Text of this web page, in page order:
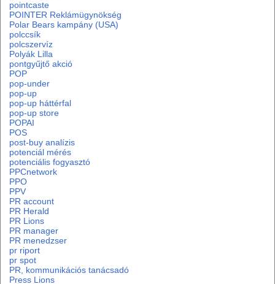
pointcaste
POINTER Reklámügynökség
Polar Bears kampány (USA)
polccsík
polcszervíz
Polyák Lilla
pontgyűjtő akció
POP
pop-under
pop-up
pop-up háttérfal
pop-up store
POPAI
POS
post-buy analízis
potenciál mérés
potenciális fogyasztó
PPCnetwork
PPO
PPV
PR account
PR Herald
PR Lions
PR manager
PR menedzser
pr riport
pr spot
PR, kommunikációs tanácsadó
Press Lions